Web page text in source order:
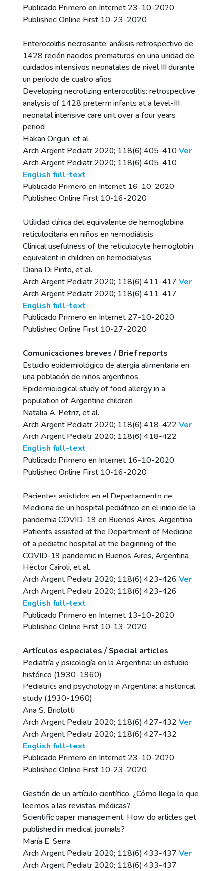
Publicado Primero en Internet 23-10-2020
Published Online First 10-23-2020
Enterocolitis necrosante: análisis retrospectivo de
1428 recién nacidos prematuros en una unidad de
cuidados intensivos neonatales de nivel III durante
un período de cuatro años
Developing necrotizing enterocolitis: retrospective
analysis of 1428 preterm infants at a level-III
neonatal intensive care unit over a four years
period
Hakan Ongun, et al.
Arch Argent Pediatr 2020; 118(6):405-410Ver
Arch Argent Pediatr 2020; 118(6):405-410
English full-text
Publicado Primero en Internet 16-10-2020
Published Online First 10-16-2020
Utilidad clínica del equivalente de hemoglobina
reticulocitaria en niños en hemodiálisis
Clinical usefulness of the reticulocyte hemoglobin
equivalent in children on hemodialysis
Diana Di Pinto, et al.
Arch Argent Pediatr 2020; 118(6):411-417 Ver
Arch Argent Pediatr 2020; 118(6):411-417
English full-text
Publicado Primero en Internet 27-10-2020
Published Online First 10-27-2020
Comunicaciones breves / Brief reports
Estudio epidemiológico de alergia alimentaria en
una población de niños argentinos
Epidemiological study of food allergy in a
population of Argentine children
Natalia A. Petriz, et al.
Arch Argent Pediatr 2020; 118(6):418-422 Ver
Arch Argent Pediatr 2020; 118(6):418-422
English full-text
Publicado Primero en Internet 16-10-2020
Published Online First 10-16-2020
Pacientes asistidos en el Departamento de
Medicina de un hospital pediátrico en el inicio de la
pandemia COVID-19 en Buenos Aires, Argentina
Patients assisted at the Department of Medicine
of a pediatric hospital at the beginning of the
COVID-19 pandemic in Buenos Aires, Argentina
Héctor Cairoli, et al.
Arch Argent Pediatr 2020; 118(6):423-426 Ver
Arch Argent Pediatr 2020; 118(6):423-426
English full-text
Publicado Primero en Internet 13-10-2020
Published Online First 10-13-2020
Artículos especiales / Special articles
Pediatría y psicología en la Argentina: un estudio
histórico (1930-1960)
Pediatrics and psychology in Argentina: a historical
study (1930-1960)
Ana S. Briolotti
Arch Argent Pediatr 2020; 118(6):427-432 Ver
Arch Argent Pediatr 2020; 118(6):427-432
English full-text
Publicado Primero en Internet 23-10-2020
Published Online First 10-23-2020
Gestión de un artículo científico. ¿Cómo llega lo que
leemos a las revistas médicas?
Scientific paper management. How do articles get
published in medical journals?
María E. Serra
Arch Argent Pediatr 2020; 118(6):433-437 Ver
Arch Argent Pediatr 2020; 118(6):433-437